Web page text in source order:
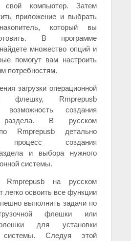
свой компьютер. Затем
приложение и выбрать
который вы
В программе
множество опций и
помогут вам настроить
потребностям.
загрузки операционной
флешку, Rmprepusb
возможность создания
раздела. В русском
Rmprepusb детально
процесс создания
и выбора нужного
системы.
Rmprepusb на русском
легко освоить все функции
выполнить задачи по
флешки или
для установки
системы. Следуя этой